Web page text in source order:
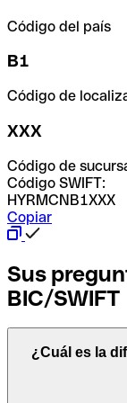
Código del país
B1
Código de
XXX
Código de
Código SWIFT:
HYRMCNB1XXX
Copiar
Sus
BIC/SWIFT
¿Cuál es la